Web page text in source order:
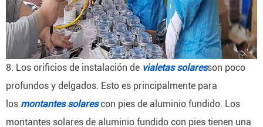
8. Los orificios de instalación de vialetas solaresson poco
profundos y delgados. Esto es principalmente para
los montantes solarescon pies de aluminio fundido. Los
montantes solares de aluminio fundido con pies tienen una